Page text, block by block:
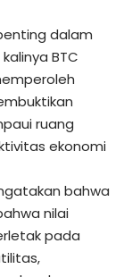
dalam
BTC
ruang
ekonomi
bahwa
nilai
pada